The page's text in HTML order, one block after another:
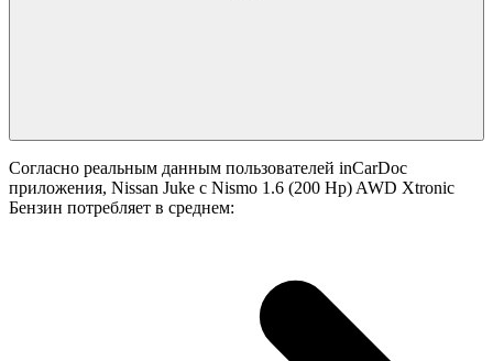
Согласно реальным данным пользователей inCarDoc
приложения, Nissan Juke с Nismo 1.6 (200 Hp) AWD Xtronic
Бензин потребляет в среднем: